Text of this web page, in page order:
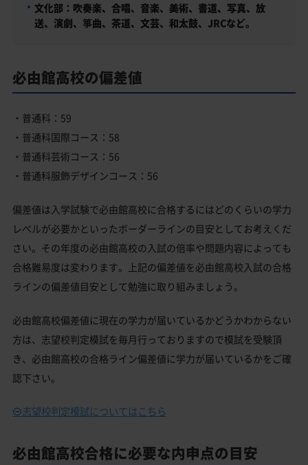
文化部：吹奏楽、合唱、音楽、美術、書道、写真、放
送、演劇、箏曲、茶道、文芸、和太鼓、JRCなど。
必由館高校の偏差値
・普通科：59
・普通科国際コース：58
・普通科芸術コース：56
・普通科服飾デザインコース：56
偏差値は入学試験で必由館高校に合格するにはどのくらいの学力
レベルが必要かといったボーダーラインの目安としてお考えくだ
さい。その年度の必由館高校の入試の倍率や問題内容によっても
合格難易度は変わります。上記の偏差値を必由館高校入試の合格
ラインの偏差値目安として勉強に取り組みましょう。
必由館高校偏差値に現在の学力が届いているかどうかわからない
方は、志望校判定模試を毎月行っておりますので模試を受験頂
き、必由館高校の合格ライン偏差値に学力が届いているかをご確
認下さい。
志望校判定模試についてはこちら
必由館高校合格に必要な内申点の目安